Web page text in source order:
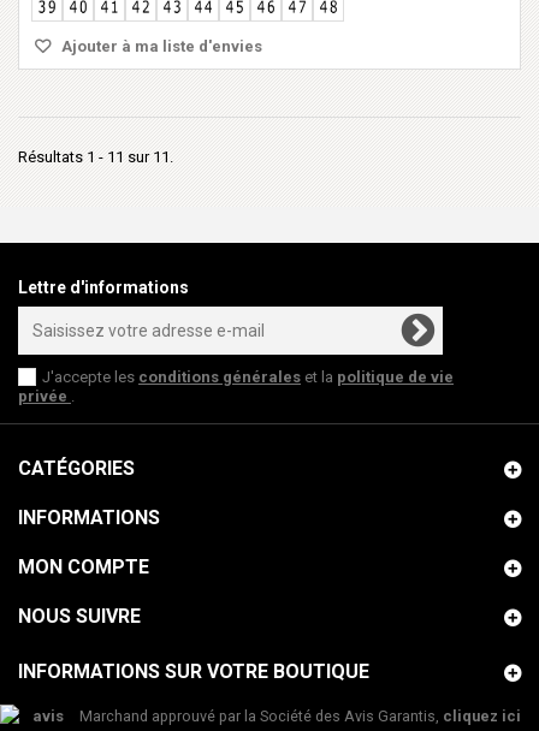
Ajouter à ma liste d'envies
Résultats 1 - 11 sur 11.
Lettre d'informations
J'accepte les conditions générales et la politique de vie
privée
CATÉGORIES
INFORMATIONS
MON COMPTE
NOUS SUIVRE
INFORMATIONS SUR VOTRE BOUTIQUE
Marchand approuvé par la Société des Avis Garantis, cliquez ici